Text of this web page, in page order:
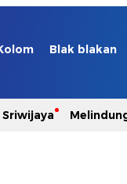
Blak blakan